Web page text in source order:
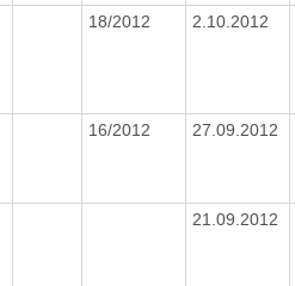
18/2012 2.10.2012
16/2012 27.09.2012
21.09.2012